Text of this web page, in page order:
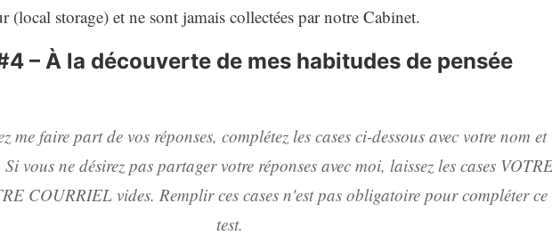
(local storage) et ne sont jamais collectées par notre Cabinet.
– À la découverte de mes habitudes de pensée
me faire part de vos réponses, complétez les cases ci-dessous avec votre nom et
vous ne désirez pas partager votre réponses avec moi, laissez les cases
COURRIEL vides. Remplir ces cases n'est pas obligatoire pour compléter ce
test.